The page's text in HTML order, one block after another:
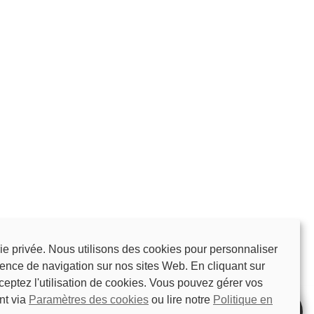
Specs Brochure Free quote
privée. Nous utilisons des cookies pour personnaliser
de navigation sur nos sites Web. En cliquant sur
l'utilisation de cookies. Vous pouvez gérer vos
via Paramètres des cookies ou lire notre Politique en